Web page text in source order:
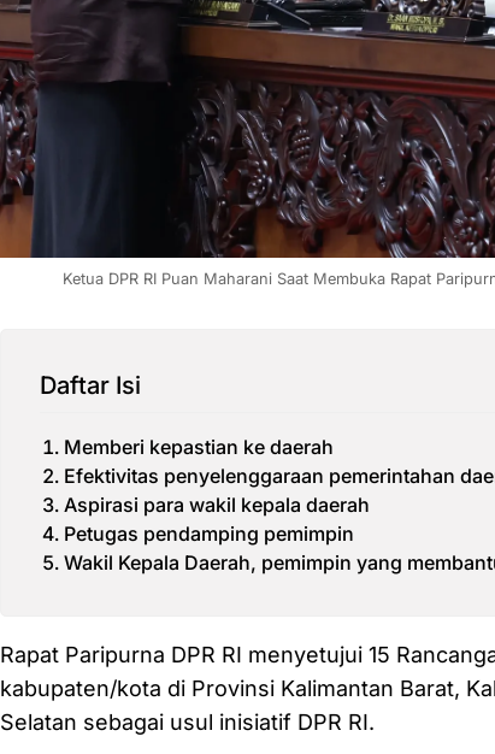
Ketua DPR RI Puan Maharani Saat Membuka Rapat
Daftar Isi
Memberi kepastian ke daerah
Efektivitas penyelenggaraan pemerintahan
Aspirasi para wakil kepala daerah
Petugas pendamping pemimpin
Wakil Kepala Daerah, pemimpin yang
Rapat Paripurna DPR RI menyetujui 15
kabupaten/kota di Provinsi Kalimantan Barat,
Selatan sebagai usul inisiatif DPR RI.